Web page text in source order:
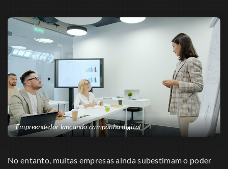
Empreendedor lançando campanha digital
No entanto, muitas empresas ainda subestimam o poder